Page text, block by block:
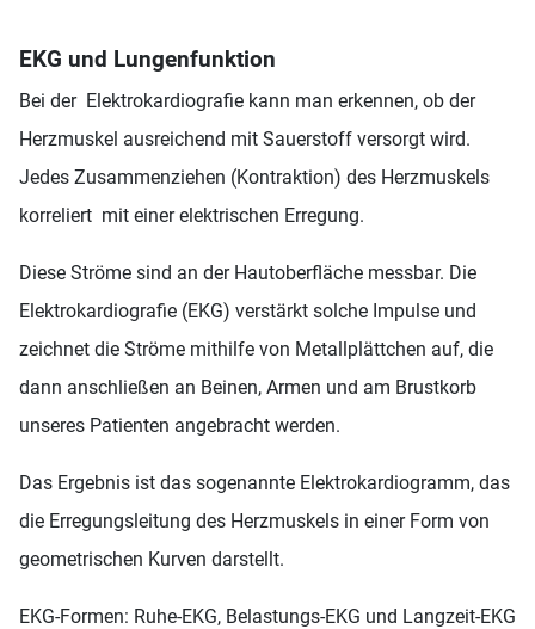
EKG und Lungenfunktion
Bei der Elektrokardiografie kann man erkennen, ob der
Herzmuskel ausreichend mit Sauerstoff versorgt wird.
Jedes Zusammenziehen (Kontraktion) des Herzmuskels
korreliert mit einer elektrischen Erregung.
Diese Ströme sind an der Hautoberfläche messbar. Die
Elektrokardiografie (EKG) verstärkt solche Impulse und
zeichnet die Ströme mithilfe von Metallplättchen auf, die
dann anschließen an Beinen, Armen und am Brustkorb
unseres Patienten angebracht werden.
Das Ergebnis ist das sogenannte Elektrokardiogramm, das
die Erregungsleitung des Herzmuskels in einer Form von
geometrischen Kurven darstellt.
EKG-Formen: Ruhe-EKG, Belastungs-EKG und Langzeit-EKG